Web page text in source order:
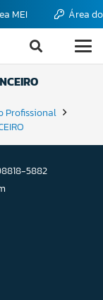
MEI Área
Profissional
5882